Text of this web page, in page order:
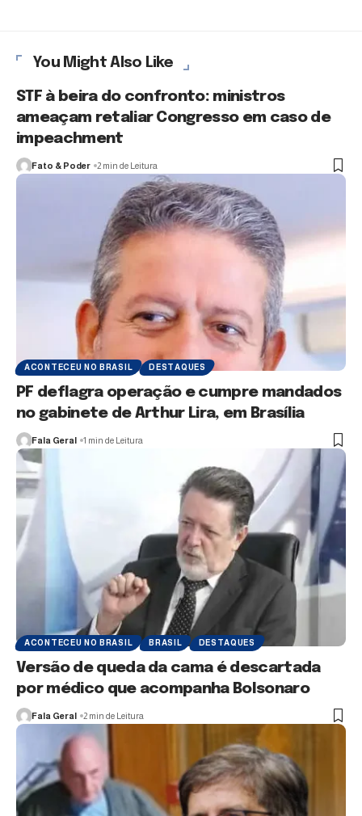
You Might Also Like
STF à beira do confronto: ministros
ameaçam retaliar Congresso em caso de
impeachment
Fato & Poder 2 min de Leitura
ACONTECEU NO BRASIL DESTAQUES
PF deflagra operação e cumpre mandados
no gabinete de Arthur Lira, em Brasília
Fala Geral 1 min de Leitura
ACONTECEU NO BRASIL BRASIL DESTAQUES
Versão de queda da cama é descartada
por médico que acompanha Bolsonaro
Fala Geral 2 min de Leitura